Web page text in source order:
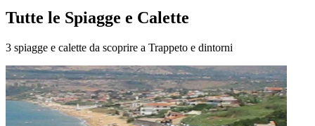
Tutte le Spiagge e Calette
3 spiagge e calette da scoprire a Trappeto e dintorni